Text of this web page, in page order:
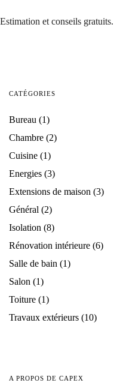
Estimation et conseils gratuits.
CATÉGORIES
Bureau (1)
Chambre (2)
Cuisine (1)
Energies (3)
Extensions de maison (3)
Général (2)
Isolation (8)
Rénovation intérieure (6)
Salle de bain (1)
Salon (1)
Toiture (1)
Travaux extérieurs (10)
A PROPOS DE CAPEX